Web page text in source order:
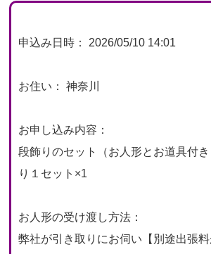
申込み日時： 2026/05/10 14:01
お住い： 神奈川
お申し込み内容：
段飾りのセット（お人形とお道具付
り１セット×1
お人形の受け渡し方法：
弊社が引き取りにお伺い【別途出張